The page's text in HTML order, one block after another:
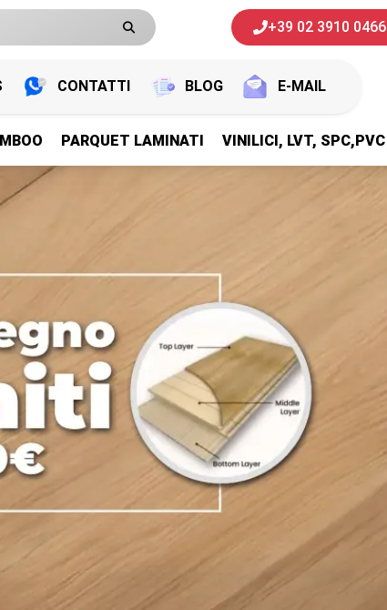
+39 02 3910 0466
CONTATTI BLOG E-MAIL
PREFINITI
PARQUET LAMINATI VINILICI, LVT, SPC,PVC
PREFINITI